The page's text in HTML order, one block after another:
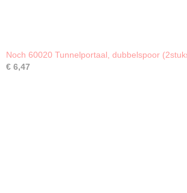
Noch 60020 Tunnelportaal, dubbelspoor
€ 6,47